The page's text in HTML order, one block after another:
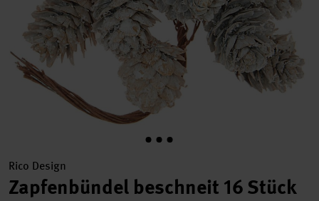
Rico Design
Zapfenbündel beschneit 16 Stück